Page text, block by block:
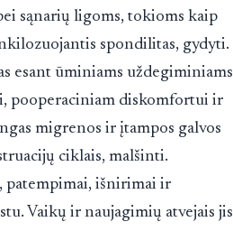
sąnarių ligoms, tokioms kaip
spondilitas, gydyti.
esant ūminiams uždegiminiams
pooperaciniam diskomfortui ir
migrenos ir įtampos galvos
ciklais, malšinti.
patempimai, išnirimai ir
Vaikų ir naujagimių atvejais jis